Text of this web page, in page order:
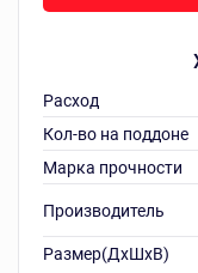
Расход
Кол-во на поддоне
Марка прочности
Производитель
Размер(ДхШхВ)